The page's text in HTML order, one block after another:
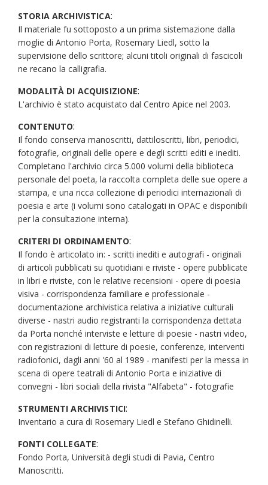
della rivista di punta della nuova avanguardia «Malebolge» a
Reggio Emilia. In quegli stessi anni si dedicò alla "poesia
visiva" partecipando ad alcune mostre a Padova, Milano,
Roma, Londra. La sua opera più strettamente legata a
questa esperienza èZero
nel 1963. Impegnato nel modo editoriale, dal 1956 al 1967
lavorò per la casa editrice Rusconi e Paolazzi s.p.a., Milano,
nel settore periodici (Gioia, Gente, Rakam) e nel settore libri
con compiti di coordinamento. Per lo stesso gruppo
editoriale si occupò in prima persona della gestione del
quotidiano sportivo romano «Il corriere dello sport» per
circa tre anni. Nel 1968 fu assunto dalla casa editrice
Bompiani, Milano, in qualità di direttore amministrativo e
assistente alla presidenza. Nel 1972 divenne direttore
generale delle case editrici Bompiani, Sonzogno, Etas libri,
per assumere poi la direzione editoriale della sola
Bompiani. Nel 1977 passò alla casa editrice Feltrinelli in
qualità di dirigente, a fianco del consigliere delegato e
dedicò soprattutto al lavoro di scrittore, pur continuando a
svolgere lavoro di tipo culturale presso la Cooperativa
Intrapresa e la Cooperativa Alfabeta, nel cui ambito
partecipò all'organizzazione dei convegni Il senso della
letteratura, Palermo, novembre 1984,Stabat Nuda Aestas
D'Annunzio e la poesia oggi , Viareggio, ottobre 1985,
Ricercatori & Co.,Viareggio, febbraio 1987 e le
manifestazioni diMilanopoesia1984, 1985, 1987 e 1988.
Oltre che a «Il Verri» collaborò al mensile «Alfabeta»; e ai
quotidiani «Il Giorno» dal 1972 al 1978, al «Corriere della
sera» (e al suo supplemento «Sette»), «Panorama»,
«L'Europeo» e «L'Unità». Con scritti teorici sulla pubblicità
scrisse per «Target», «Comunicare» e «Strategia». Lavorò
del settimanale "Settantaminuti" e successivamente come
curatore della presentazione del settimanale "Prima di
di Chieti, Pavia, Yale. Dal 1985 entrò a far parte del
Consiglio di Amministrazione della Fonit Cetra S.p.A. e dal
1987 della Nuova Fonit Cetra S.p.A. Tra i testi sperimentali
STORIA ARCHIVISTICA:
Il materiale fu sottoposto a un prima sistemazione dalla
moglie di Antonio Porta, Rosemary Liedl, sotto la
supervisione dello scrittore; alcuni titoli originali di fascicoli
ne recano la calligrafia.
MODALITÀ DI ACQUISIZIONE:
L'archivio è stato acquistato dal Centro Apice nel 2003.
CONTENUTO:
Il fondo conserva manoscritti, dattiloscritti, libri, periodici,
fotografie, originali delle opere e degli scritti editi e inediti.
Completano l'archivio circa 5.000 volumi della biblioteca
personale del poeta, la raccolta completa delle sue opere a
stampa, e una ricca collezione di periodici internazionali di
poesia e arte (i volumi sono catalogati in OPAC e disponibili
per la consultazione interna).
CRITERI DI ORDINAMENTO:
Il fondo è articolato in: - scritti inediti e autografi - originali
di articoli pubblicati su quotidiani e riviste - opere pubblicate
in libri e riviste, con le relative recensioni - opere di poesia
visiva - corrispondenza familiare e professionale -
documentazione archivistica relativa a iniziative culturali
diverse - nastri audio registranti la corrispondenza dettata
da Porta nonché interviste e letture di poesie - nastri video,
con registrazioni di letture di poesie, conferenze, interventi
radiofonici, dagli anni '60 al 1989 - manifesti per la messa in
scena di opere teatrali di Antonio Porta e iniziative di
convegni - libri sociali della rivista "Alfabeta" - fotografie
STRUMENTI ARCHIVISTICI:
Inventario a cura di Rosemary Liedl e Stefano Ghidinelli.
FONTI COLLEGATE:
Fondo Porta, Università degli studi di Pavia, Centro
Manoscritti.